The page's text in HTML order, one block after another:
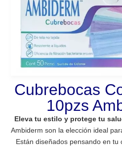
Cubrebocas
10pzs
Eleva tu estilo y protege tu
Ambiderm son la elección ideal
Están diseñados pensando en tu